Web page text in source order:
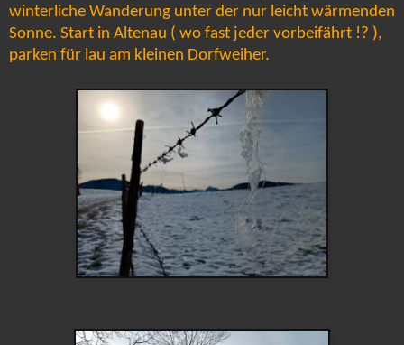
winterliche Wanderung unter der nur leicht wärmenden
Sonne. Start in Altenau ( wo fast jeder vorbeifährt !? ),
parken für lau am kleinen Dorfweiher.